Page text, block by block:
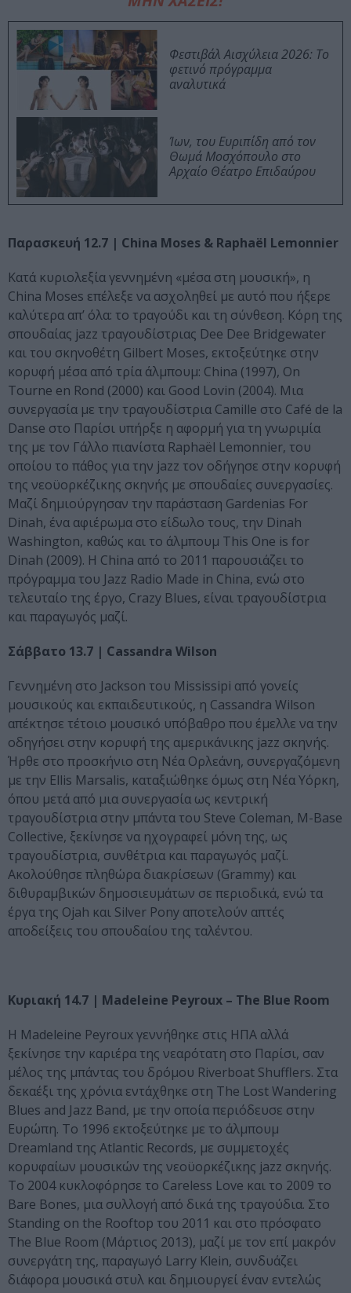
Φεστιβάλ Αισχύλεια 2026: Το
φετινό πρόγραμμα
αναλυτικά
Ίων, του Ευριπίδη από τον
Θωμά Μοσχόπουλο στο
Αρχαίο Θέατρο Επιδαύρου
Παρασκευή 12.7 | China Moses & Raphaël Lemonnier
Κατά κυριολεξία γεννημένη «μέσα στη μουσική», η
China Moses επέλεξε να ασχοληθεί με αυτό που ήξερε
καλύτερα απ’ όλα: το τραγούδι και τη σύνθεση. Κόρη της
σπουδαίας jazz τραγουδίστριας Dee Dee Bridgewater
και του σκηνοθέτη Gilbert Moses, εκτοξεύτηκε στην
κορυφή μέσα από τρία άλμπουμ: China (1997), Οn
Tourne en Rond (2000) και Good Lovin (2004). Μια
συνεργασία με την τραγουδίστρια Camille στο Café de la
Danse στο Παρίσι υπήρξε η αφορμή για τη γνωριμία
της με τον Γάλλο πιανίστα Raphaël Lemonnier, του
οποίου το πάθος για την jazz τον οδήγησε στην κορυφή
της νεοϋορκέζικης σκηνής με σπουδαίες συνεργασίες.
Μαζί δημιούργησαν την παράσταση Gardenias For
Dinah, ένα αφιέρωμα στο είδωλο τους, την Dinah
Washington, καθώς και το άλμπουμ This One is for
Dinah (2009). Η China από το 2011 παρουσιάζει το
πρόγραμμα του Jazz Radio Made in China, ενώ στο
τελευταίο της έργο, Crazy Blues, είναι τραγουδίστρια
και παραγωγός μαζί.
Σάββατο 13.7 | Cassandra Wilson
Γεννημένη στο Jackson του Mississipi από γονείς
μουσικούς και εκπαιδευτικούς, η Cassandra Wilson
απέκτησε τέτοιο μουσικό υπόβαθρο που έμελλε να την
οδηγήσει στην κορυφή της αμερικάνικης jazz σκηνής.
Ήρθε στο προσκήνιο στη Νέα Ορλεάνη, συνεργαζόμενη
με την Ellis Marsalis, καταξιώθηκε όμως στη Νέα Υόρκη,
όπου μετά από μια συνεργασία ως κεντρική
τραγουδίστρια στην μπάντα του Steve Coleman, M-Base
Collective, ξεκίνησε να ηχογραφεί μόνη της, ως
τραγουδίστρια, συνθέτρια και παραγωγός μαζί.
Ακολούθησε πληθώρα διακρίσεων (Grammy) και
διθυραμβικών δημοσιευμάτων σε περιοδικά, ενώ τα
έργα της Ojah και Silver Pony αποτελούν απτές
αποδείξεις του σπουδαίου της ταλέντου.
Κυριακή 14.7 | Madeleine Peyroux – The Blue Room
Η Madeleine Peyroux γεννήθηκε στις ΗΠΑ αλλά
ξεκίνησε την καριέρα της νεαρότατη στο Παρίσι, σαν
μέλος της μπάντας του δρόμου Riverboat Shufflers. Στα
δεκαέξι της χρόνια εντάχθηκε στη The Lost Wandering
Blues and Jazz Band, με την οποία περιόδευσε στην
Ευρώπη. Το 1996 εκτοξεύτηκε με το άλμπουμ
Dreamland της Atlantic Records, με συμμετοχές
κορυφαίων μουσικών της νεοϋορκέζικης jazz σκηνής.
Το 2004 κυκλοφόρησε το Careless Love και το 2009 το
Bare Bones, μια συλλογή από δικά της τραγούδια. Στο
Standing on the Rooftop του 2011 και στο πρόσφατο
The Blue Room (Μάρτιος 2013), μαζί με τον επί μακρόν
συνεργάτη της, παραγωγό Larry Klein, συνδυάζει
διάφορα μουσικά στυλ και δημιουργεί έναν εντελώς